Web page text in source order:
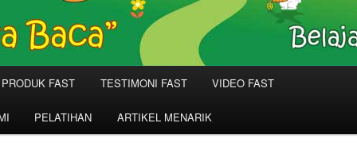
PRODUK FAST TESTIMONI FAST VIDEO FAST
PELATIHAN ARTIKEL MENARIK